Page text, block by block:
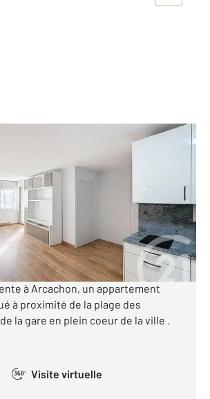
F2 Bis à vendre
€
+ Hyper centre - cave - parking -
21 Duprat & Associés vous
à Arcachon, un appartement
à proximité de la plage des
la gare en plein coeur de la ville .
360° Visite virtuelle